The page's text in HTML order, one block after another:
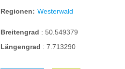
Regionen: Westerwald
Breitengrad :50.549379
Längengrad :7.713290